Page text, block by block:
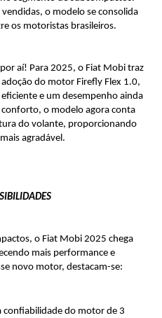
o modelo se consolida
os motoristas brasileiros.
aí! Para 2025, o Fiat Mobi traz
do motor Firefly Flex 1.0,
e um desempenho ainda
o modelo agora conta
do volante, proporcionando
agradável.
o Fiat Mobi 2025 chega
mais performance e
novo motor, destacam-se:
do motor de 3